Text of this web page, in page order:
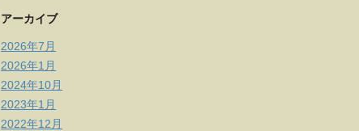
アーカイブ
2026年7月
2026年1月
2024年10月
2023年1月
2022年12月